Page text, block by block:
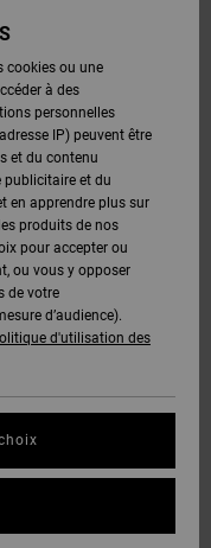
cookies ou une
à des
personnelles
IP) peuvent être
et du contenu
publicitaire et du
en apprendre plus sur
produits de nos
pour accepter ou
ou vous y opposer
de votre
d’audience).
d'utilisation des